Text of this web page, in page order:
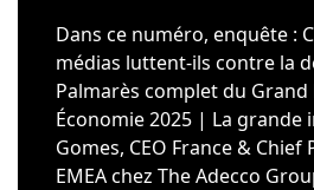
Dans ce numéro, enquête :
médias luttent-ils contre la
Palmarès complet du Grand
Économie 2025 | La grande
Gomes, CEO France & Chief
EMEA chez The Adecco